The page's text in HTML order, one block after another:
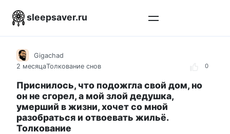
sleepsaver.ru
0
Gigachad
2 месяцаТолкование снов
Приснилось, что подожгла свой дом, но
он не сгорел, а мой злой дедушка,
умерший в жизни, хочет со мной
разобраться и отвоевать жильё.
Толкование